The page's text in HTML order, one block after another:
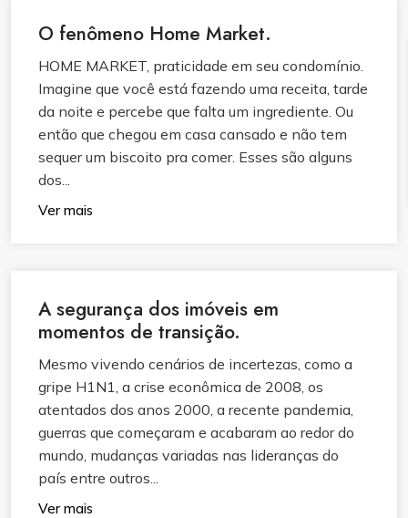
O fenômeno Home Market.
HOME MARKET, praticidade em seu condomínio.
Imagine que você está fazendo uma receita, tarde
da noite e percebe que falta um ingrediente. Ou
então que chegou em casa cansado e não tem
sequer um biscoito pra comer. Esses são alguns
dos...
Ver mais
A segurança dos imóveis em
momentos de transição.
Mesmo vivendo cenários de incertezas, como a
gripe H1N1, a crise econômica de 2008, os
atentados dos anos 2000, a recente pandemia,
guerras que começaram e acabaram ao redor do
mundo, mudanças variadas nas lideranças do
país entre outros...
Ver mais